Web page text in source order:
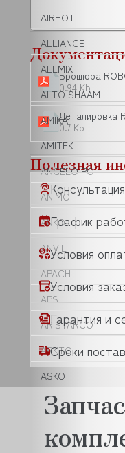
AIRHOT
ALLIANCE
ALLMIX
ALTO SHAAM
AMIKA
AMITEK
ANGELO PO
ANIMO
ANKO
ANVIL
APACH
APS
ARISTARCO
ARKTO
ASKO
ASSUM
Брошюра
0.94 Kb
Деталировка
0.7 Kb
Полезная
Консультация
График
Условия
Условия
Гарантия и
Сроки